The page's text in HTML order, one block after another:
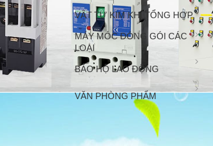
VẬT TƯ KIM KHÍ TỔNG HỢP
MÁY MÓC ĐÓNG GÓI CÁC
LOẠI
BẢO HỘ LAO ĐỘNG
VĂN PHÒNG PHẨM